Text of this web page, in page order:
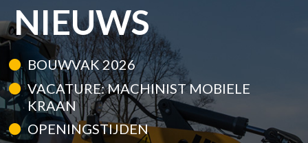
NIEUWS
BOUWVAK 2026
VACATURE: MACHINIST MOBIELE
KRAAN
OPENINGSTIJDEN